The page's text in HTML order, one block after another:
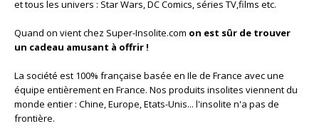
et tous les univers : Star Wars, DC Comics, séries TV,films etc.
Quand on vient chez Super-Insolite.com on est sûr de trouver
un cadeau amusant à offrir !
La société est 100% française basée en Ile de France avec une
équipe entièrement en France. Nos produits insolites viennent du
monde entier : Chine, Europe, Etats-Unis... l'insolite n'a pas de
frontière.